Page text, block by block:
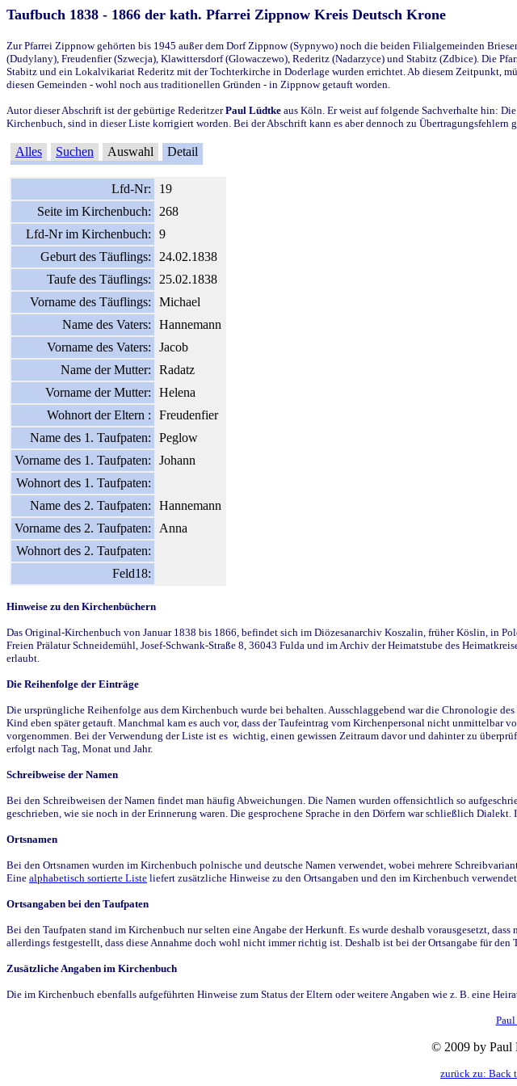
Taufbuch 1838 - 1866 der kath. Pfarrei Zippnow Kreis Deutsch Krone
Zur Pfarrei Zippnow gehörten bis 1945 außer dem Dorf Zippnow (Sypnywo) noch die beiden Filialgemeinden
(Dudylany), Freudenfier (Szwecja), Klawittersdorf (Glowaczewo), Rederitz (Nadarzyce) und Stabitz (Zdbice). Die
Stabitz und ein Lokalvikariat Rederitz mit der Tochterkirche in Doderlage wurden errichtet. Ab diesem Zeitpunkt,
diesen Gemeinden - wohl noch aus traditionellen Gründen - in Zippnow getauft worden.
Autor dieser Abschrift ist der gebürtige RederitzerPaul Lüdtke aus Köln. Er weist auf folgende Sachverhalte hin:
Kirchenbuch, sind in dieser Liste korrigiert worden. Bei der Abschrift kann es aber dennoch zu Übertragungsfehlern
Alles Suchen Auswahl Detail
Lfd-Nr:
19
Seite im Kirchenbuch:
268
Lfd-Nr im Kirchenbuch:
9
Geburt des Täuflings:
24.02.1838
Taufe des Täuflings:
25.02.1838
Vorname des Täuflings:
Michael
Name des Vaters:
Hannemann
Vorname des Vaters:
Jacob
Name der Mutter:
Radatz
Vorname der Mutter:
Helena
Wohnort der Eltern :
Freudenfier
Name des 1. Taufpaten:
Peglow
Vorname des 1. Taufpaten:
Johann
Wohnort des 1. Taufpaten:
Name des 2. Taufpaten:
Hannemann
Vorname des 2. Taufpaten:
Anna
Wohnort des 2. Taufpaten:
Feld18:
Hinweise zu den Kirchenbüchern
Das Original-Kirchenbuch von Januar 1838 bis 1866, befindet sich im Diözesanarchiv Koszalin, früher Köslin, in
Freien Prälatur Schneidemühl, Josef-Schwank-Straße 8, 36043 Fulda und im Archiv der Heimatstube des
erlaubt.
Die Reihenfolge der Einträge
Die ursprüngliche Reihenfolge aus dem Kirchenbuch wurde bei behalten. Ausschlaggebend war die Chronologie
Kind eben später getauft. Manchmal kam es auch vor, dass der Taufeintrag vom Kirchenpersonal nicht unmittelbar
vorgenommen. Bei der Verwendung der Liste ist es wichtig, einen gewissen Zeitraum davor und dahinter zu
erfolgt nach Tag, Monat und Jahr.
Schreibweise der Namen
Bei den Schreibweisen der Namen findet man häufig Abweichungen. Die Namen wurden offensichtlich so
geschrieben, wie sie noch in der Erinnerung waren. Die gesprochene Sprache in den Dörfern war schließlich
Ortsnamen
Bei den Ortsnamen wurden im Kirchenbuch polnische und deutsche Namen verwendet, wobei mehrere
Eine alphabetisch sortierte Liste liefert zusätzliche Hinweise zu den Ortsangaben und den im Kirchenbuch
Ortsangaben bei den Taufpaten
Bei den Taufpaten stand im Kirchenbuch nur selten eine Angabe der Herkunft. Es wurde deshalb vorausgesetzt,
allerdings festgestellt, dass diese Annahme doch wohl nicht immer richtig ist. Deshalb ist bei der Ortsangabe für
Zusätzliche Angaben im Kirchenbuch
Die im Kirchenbuch ebenfalls aufgeführten Hinweise zum Status der Eltern oder weitere Angaben wie z. B. eine
© 2009 by Paul
zurück zu: Back